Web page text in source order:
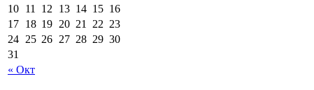
« Окт
10 11 12 13 14 15 16
17 18 19 20 21 22 23
24 25 26 27 28 29 30
31